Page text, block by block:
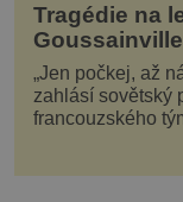
Tragédie na
„Jen počkej, až
zahlásí sovětský
francouzského
konkurenční